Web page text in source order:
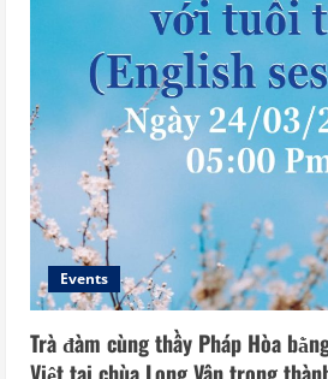
Events
Trà đàm cùng thầy Pháp Hòa
Việt tại chùa Long Vân trong